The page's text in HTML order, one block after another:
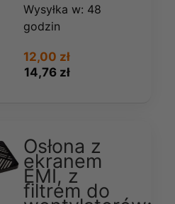
Wysyłka w: 48
godzin
14,76 zł
12,00 zł
Osłona z
ekranem
EMI, z
filtrem do